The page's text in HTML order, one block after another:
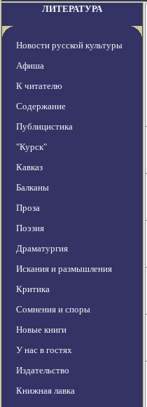
ЛИТЕРАТУРА
Новости русской культуры
Афиша
К читателю
Содержание
Публицистика
"Курск"
Кавказ
Балканы
Проза
Поэзия
Драматургия
Искания и размышления
Критика
Сомнения и споры
Новые книги
У нас в гостях
Издательство
Книжная лавка